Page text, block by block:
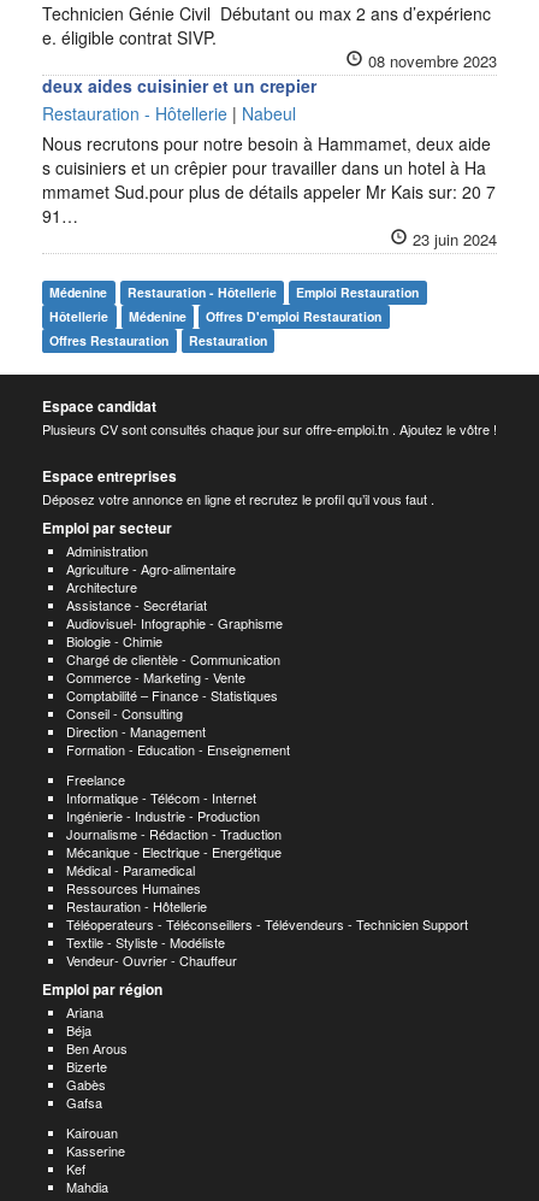
Technicien Génie Civil Débutant ou max 2 ans d’expérienc
e. éligible contrat SIVP.
08 novembre 2023
deux aides cuisinier et un crepier
Restauration - Hôtellerie | Nabeul
Nous recrutons pour notre besoin à Hammamet, deux aide
s cuisiniers et un crêpier pour travailler dans un hotel à Ha
mmamet Sud.pour plus de détails appeler Mr Kais sur: 20 7
91…
23 juin 2024
Médenine Restauration - Hôtellerie
Emploi Restauration
Hôtellerie
Médenine
Offres D'emploi Restauration
Offres Restauration
Restauration
Espace candidat
Plusieurs CV sont consultés chaque jour sur offre-emploi.tn . Ajoutez le vôtre !
Espace entreprises
Déposez votre annonce en ligne et recrutez le profil qu’il vous faut .
Emploi par secteur
Administration
Agriculture - Agro-alimentaire
Architecture
Assistance - Secrétariat
Audiovisuel- Infographie - Graphisme
Biologie - Chimie
Chargé de clientèle - Communication
Commerce - Marketing - Vente
Comptabilité – Finance - Statistiques
Conseil - Consulting
Direction - Management
Formation - Education - Enseignement
Freelance
Informatique - Télécom - Internet
Ingénierie - Industrie - Production
Journalisme - Rédaction - Traduction
Mécanique - Electrique - Energétique
Médical - Paramedical
Ressources Humaines
Restauration - Hôtellerie
Téléoperateurs - Téléconseillers - Télévendeurs - Technicien Support
Textile - Styliste - Modéliste
Vendeur- Ouvrier - Chauffeur
Emploi par région
Ariana
Béja
Ben Arous
Bizerte
Gabès
Gafsa
Kairouan
Kasserine
Kef
Mahdia